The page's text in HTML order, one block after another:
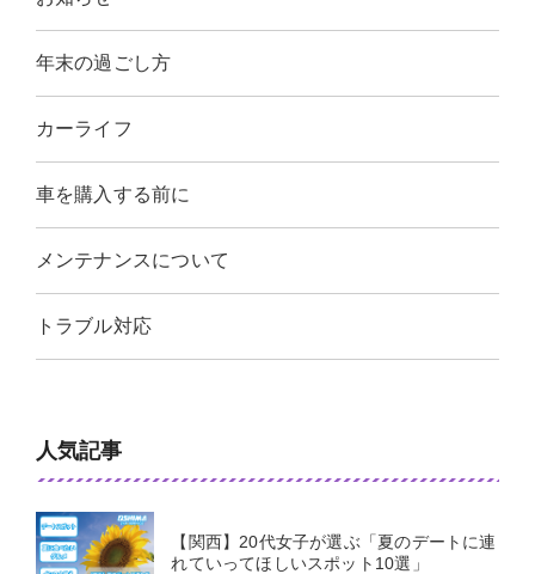
年末の過ごし方
カーライフ
車を購入する前に
メンテナンスについて
トラブル対応
人気記事
【関西】20代女子が選ぶ「夏のデートに連
れていってほしいスポット10選」